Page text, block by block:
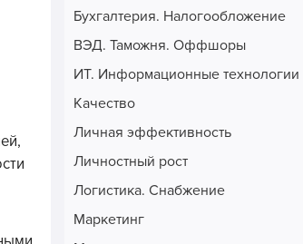
Бухгалтерия. Налогообложение
ВЭД. Таможня. Оффшоры
ИТ. Информационные технологии
Качество
Личная эффективность
Личностный рост
Логистика. Снабжение
Маркетинг